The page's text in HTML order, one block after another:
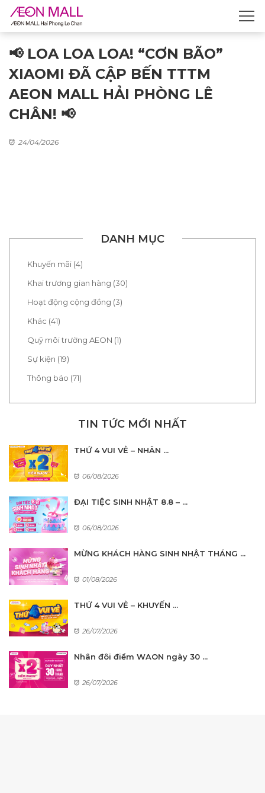
📢 LOA LOA LOA! “CƠN BÃO”
XIAOMI ĐÃ CẬP BẾN TTTM
AEON MALL HẢI PHÒNG LÊ
CHÂN! 📢
24/04/2026
DANH MỤC
Khuyến mãi (4)
Khai trương gian hàng (30)
Hoạt động cộng đồng (3)
Khác (41)
Quỹ môi trường AEON (1)
Sự kiện (19)
Thông báo (71)
TIN TỨC MỚI NHẤT
THỨ 4 VUI VẺ – NHÂN ...
06/08/2026
ĐẠI TIỆC SINH NHẬT 8.8 – ...
06/08/2026
MỪNG KHÁCH HÀNG SINH NHẬT THÁNG ...
01/08/2026
THỨ 4 VUI VẺ – KHUYẾN ...
26/07/2026
Nhân đôi điểm WAON ngày 30 ...
26/07/2026